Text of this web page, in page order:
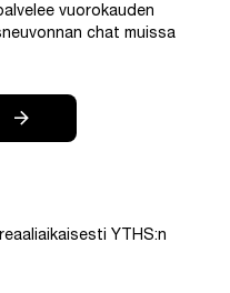
vuorokauden
chat muissa
YTHS:n